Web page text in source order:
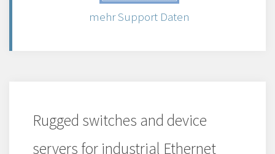
mehr Support Daten
Rugged switches and device
servers for industrial Ethernet